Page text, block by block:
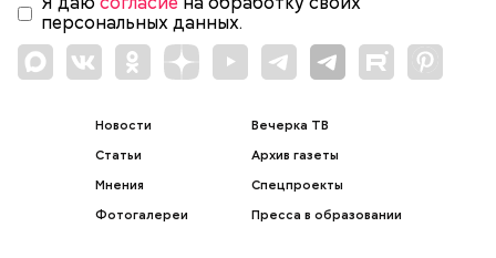
персональных данных.
Новости
Статьи
Мнения
Фотогалереи
Вечерка ТВ
Архив газеты
Спецпроекты
Пресса в образовании